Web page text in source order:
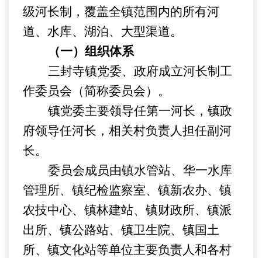
级河长制，覆盖全镇范围内的所有河
道、水库、湖泊、大型渠道。
（一）组织体系
三封寺镇党委、政府成立河长制工
作委员会（简称委员会）。
镇党委主要领导任第一河长，镇政
府领导任河长，相关村负责人担任副河
长。
委员会成员由镇水管站、 华一水库
管理所、镇纪检监察室、 镇新农办、镇
农技中心、镇林建站、镇财政所、镇派
出所、镇公路站、镇卫生院、镇国土
所、镇文化站等单位主要负责人和各村